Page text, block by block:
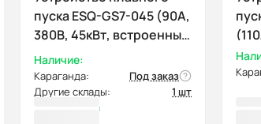
пуска ESQ-GS7-045 (90А,
380В, 45кВт, встроенный
шунтирующий
контактор)
Наличие:
Караганда:
Под заказ
Другие склады:
1 шт